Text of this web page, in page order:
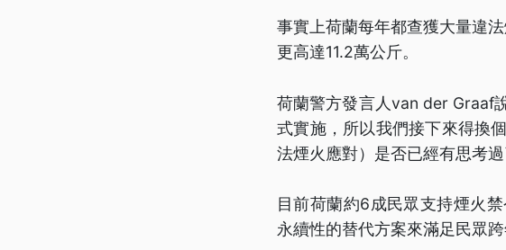
事實上荷蘭每年都查獲大量違
更高達11.2萬公斤。
荷蘭警方發言人van der Graaf
式實施，所以我們接下來得換
法煙火應對）是否已經有思考過
目前荷蘭約6成民眾支持煙火
永續性的替代方案來滿足民眾